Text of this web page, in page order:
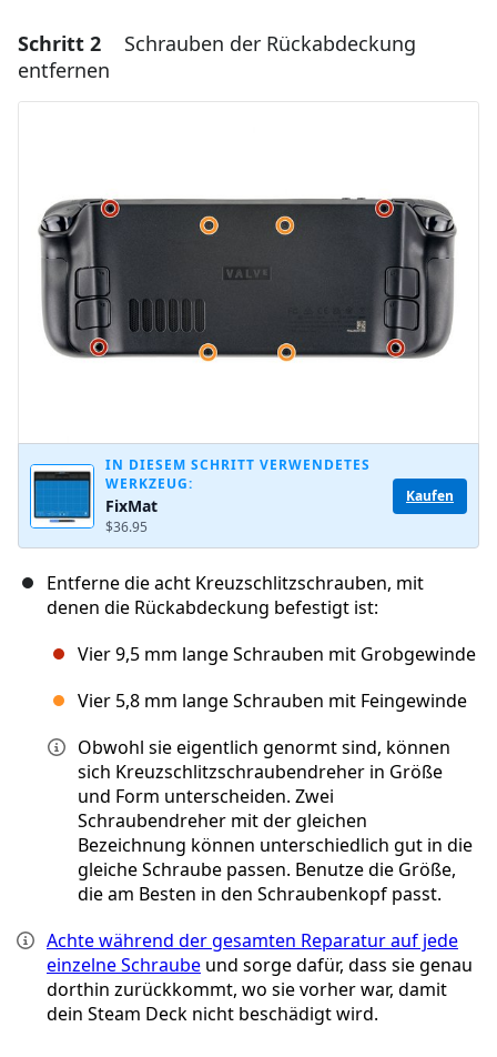
Einen Kommentar hinzufügen
Kommentar hinzufügen
Schritt 2
Schrauben der Rückabdeckung
entfernen
IN DIESEM SCHRITT VERWENDETES
WERKZEUG:
FixMat
$36.95
Kaufen
Entferne die acht Kreuzschlitzschrauben, mit
denen die Rückabdeckung befestigt ist:
Vier 9,5 mm lange Schrauben mit Grobgewinde
Vier 5,8 mm lange Schrauben mit Feingewinde
Obwohl sie eigentlich genormt sind, können
sich Kreuzschlitzschraubendreher in Größe
und Form unterscheiden. Zwei
Schraubendreher mit der gleichen
Bezeichnung können unterschiedlich gut in die
gleiche Schraube passen. Benutze die Größe,
die am Besten in den Schraubenkopf passt.
Achte während der gesamten Reparatur auf jede
einzelne Schraube und sorge dafür, dass sie genau
dorthin zurückkommt, wo sie vorher war, damit
dein Steam Deck nicht beschädigt wird.